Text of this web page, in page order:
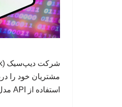
مشتریان خود را
استفاده از API مدل‌های خود آغاز کرده است.